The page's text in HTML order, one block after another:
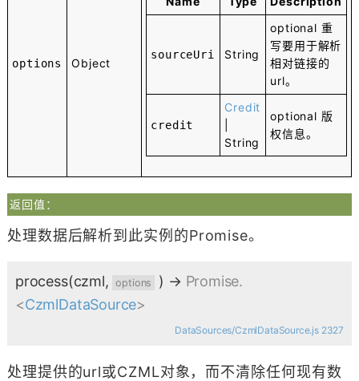
options Object
sourceUri String
optional 重
写要用于解析
相对链接的
url。
credit
Credit
String
optional 版
权信息。
返回值：
处理数据后解析到此实例的Promise。
process(czml, options ) → Promise.
<CzmlDataSource>
DataSources/CzmlDataSource.js 2327
处理提供的url或CZML对象，而不清除任何现有数